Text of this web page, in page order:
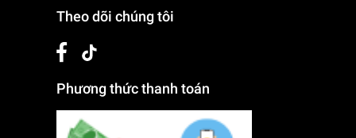
Theo dõi chúng tôi
Phương thức thanh toán